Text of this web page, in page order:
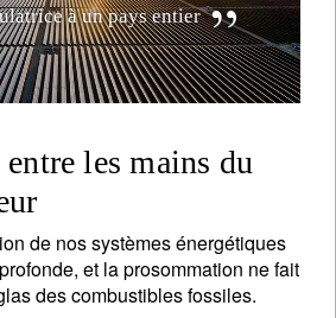
ulatrice à un pays entier
les mains du
de nos systèmes énergétiques
et la prosommation ne fait
des combustibles fossiles.